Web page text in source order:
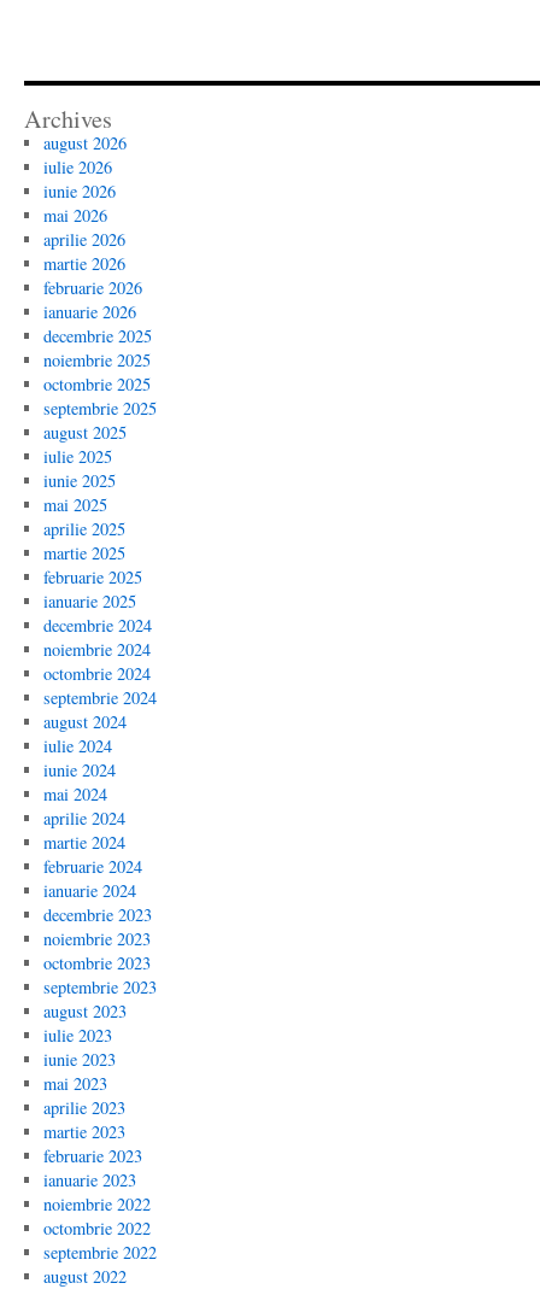
Archives
august 2026
iulie 2026
iunie 2026
mai 2026
aprilie 2026
martie 2026
februarie 2026
ianuarie 2026
decembrie 2025
noiembrie 2025
octombrie 2025
septembrie 2025
august 2025
iulie 2025
iunie 2025
mai 2025
aprilie 2025
martie 2025
februarie 2025
ianuarie 2025
decembrie 2024
noiembrie 2024
octombrie 2024
septembrie 2024
august 2024
iulie 2024
iunie 2024
mai 2024
aprilie 2024
martie 2024
februarie 2024
ianuarie 2024
decembrie 2023
noiembrie 2023
octombrie 2023
septembrie 2023
august 2023
iulie 2023
iunie 2023
mai 2023
aprilie 2023
martie 2023
februarie 2023
ianuarie 2023
noiembrie 2022
octombrie 2022
septembrie 2022
august 2022